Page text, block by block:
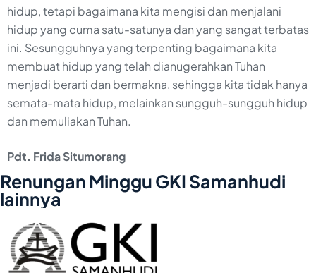
hidup, tetapi bagaimana kita mengisi dan menjalani
hidup yang cuma satu-satunya dan yang sangat terbatas
ini. Sesungguhnya yang terpenting bagaimana kita
membuat hidup yang telah dianugerahkan Tuhan
menjadi berarti dan bermakna, sehingga kita tidak hanya
semata-mata hidup, melainkan sungguh-sungguh hidup
dan memuliakan Tuhan.
Pdt. Frida Situmorang
Renungan Minggu GKI Samanhudi
lainnya